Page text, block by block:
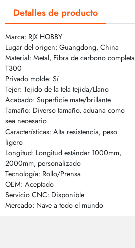
Detalles de producto
Marca: RJX HOBBY
Lugar del origen: Guangdong, China
Material: Metal, Fibra de carbono completa
T300
Privado molde: Sí
Tejer: Tejido de la tela tejida/Llano
Acabado: Superficie mate/brillante
Tamaño: Diverso tamaño, aduana como
sea necesario
Características: Alta resistencia, peso
ligero
Longitud: Longitud estándar 1000mm,
2000mm, personalizado
Tecnología: Rollo/Prensa
OEM: Aceptado
Servicio CNC: Disponible
Mercado: Nave a todo el mundo